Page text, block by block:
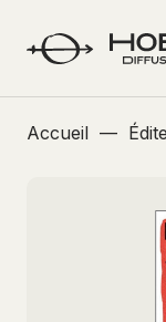
Accueil —